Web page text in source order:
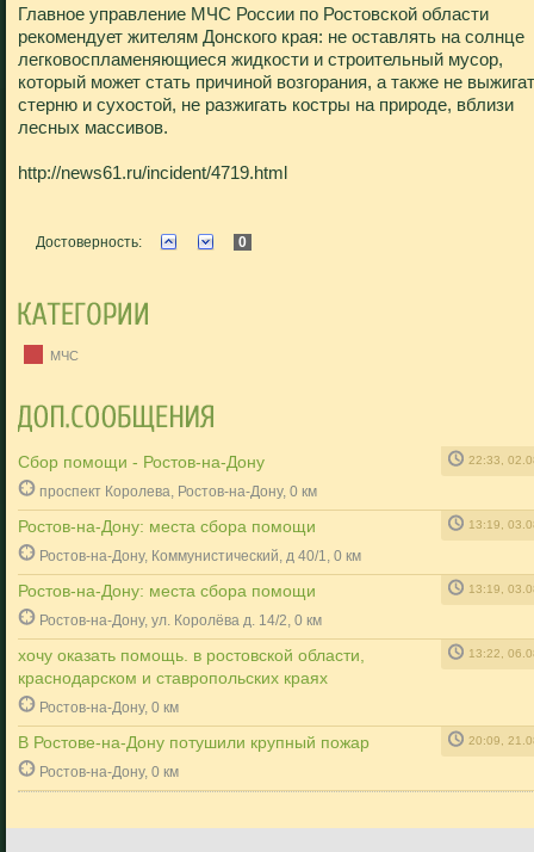
Главное управление МЧС России по Ростовской области
рекомендует жителям Донского края: не оставлять на солнце
легковоспламеняющиеся жидкости и строительный мусор,
который может стать причиной возгорания, а также не
стерню и сухостой, не разжигать костры на природе, вблизи
лесных массивов.
http://news61.ru/incident/4719.html
Достоверность: 0
МЧС
Сбор помощи - Ростов-на-Дону 22:33,
проспект Королева, Ростов-на-Дону, 0 км
Ростов-на-Дону: места сбора помощи 13:19,
Ростов-на-Дону, Коммунистический, д 40/1, 0 км
Ростов-на-Дону: места сбора помощи 13:19,
Ростов-на-Дону, ул. Королёва д. 14/2, 0 км
хочу оказать помощь. в ростовской области,
краснодарском и ставропольских краях
13:22,
Ростов-на-Дону, 0 км
В Ростове-на-Дону потушили крупный пожар 20:09,
Ростов-на-Дону, 0 км